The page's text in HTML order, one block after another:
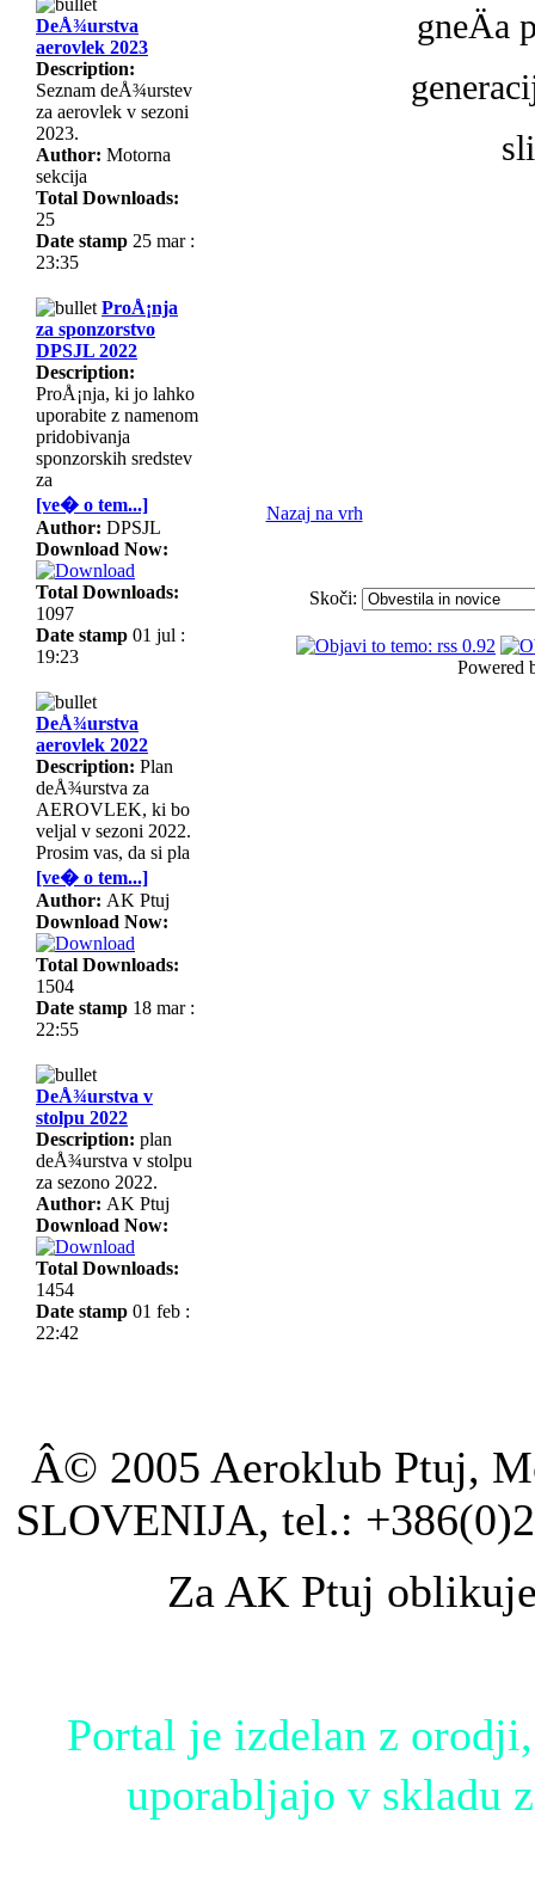
DeÅ¾urstva
aerovlek 2023
Description:
Seznam deÅ¾urstev
za aerovlek v sezoni
2023.
Author: Motorna
sekcija
Total Downloads:
25
Date stamp 25 mar :
23:35
ProÅ¡nja
za sponzorstvo
DPSJL 2022
Description:
ProÅ¡nja, ki jo lahko
uporabite z namenom
pridobivanja
sponzorskih sredstev
za
[ve� o tem...]
Author: DPSJL
Download Now:
Total Downloads:
1097
Date stamp 01 jul :
19:23
DeÅ¾urstva
aerovlek 2022
Description: Plan
deÅ¾urstva za
AEROVLEK, ki bo
veljal v sezoni 2022.
Prosim vas, da si pla
[ve� o tem...]
Author: AK Ptuj
Download Now:
Total Downloads:
1504
Date stamp 18 mar :
22:55
DeÅ¾urstva v
stolpu 2022
Description: plan
deÅ¾urstva v stolpu
za sezono 2022.
Author: AK Ptuj
Download Now:
Total Downloads:
1454
Date stamp 01 feb :
22:42
gneÄa
Nazaj na vrh
Skoči:
Powered
Â© 2005 Aeroklub Ptuj,
SLOVENIJA, tel.:
Za AK Ptuj
Portal je izdelan z
uporabljajo v skladu